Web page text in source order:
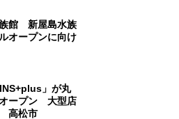
館 新屋島水族
オープンに向け
」が丸
ープン 大型店
高松市